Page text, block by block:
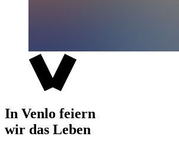
In Venlo feiern
wir das Leben